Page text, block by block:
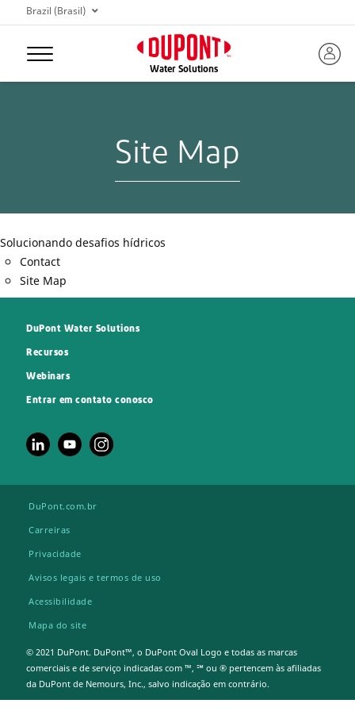
Brazil (Brasil)
Water Solutions
Site Map
Solucionando desafios hídricos
Contact
Site Map
DuPont Water Solutions
Recursos
Webinars
Entrar em contato conosco
DuPont.com.br
Carreiras
Privacidade
Avisos legais e termos de uso
Acessibilidade
Mapa do site
© 2021 DuPont. DuPont™, o DuPont Oval Logo e todas as marcas
comerciais e de serviço indicadas com ™, ℠ ou ® pertencem às afiliadas
da DuPont de Nemours, Inc., salvo indicação em contrário.